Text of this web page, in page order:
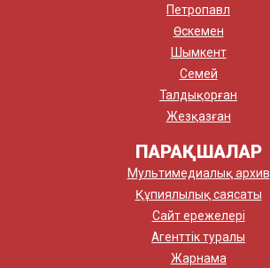
Петропавл
Өскемен
Шымкент
Семей
Талдықорған
Жезқазған
ПАРАҚШАЛАР
Мультимедиалық архив
Құпиялылық саясаты
Сайт ережелері
Агенттік туралы
Жарнама